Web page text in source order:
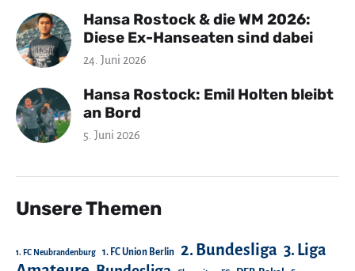
Hansa Rostock & die WM 2026:
Diese Ex-Hanseaten sind dabei
24. Juni 2026
Hansa Rostock: Emil Holten bleibt
an Bord
5. Juni 2026
Unsere Themen
1. FC Neubrandenburg 1. FC Union Berlin 2. Bundesliga 3. Liga